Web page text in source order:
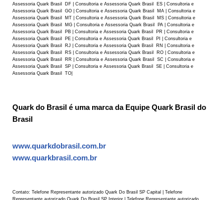
Assessoria Quark Brasil DF | Consultoria e Assessoria Quark Brasil ES | Consultoria e
Assessoria Quark Brasil GO | Consultoria e Assessoria Quark Brasil MA | Consultoria e
Assessoria Quark Brasil MT | Consultoria e Assessoria Quark Brasil MS | Consultoria e
Assessoria Quark Brasil MG | Consultoria e Assessoria Quark Brasil PA | Consultoria e
Assessoria Quark Brasil PB | Consultoria e Assessoria Quark Brasil PR | Consultoria e
Assessoria Quark Brasil PE | Consultoria e Assessoria Quark Brasil PI | Consultoria e
Assessoria Quark Brasil RJ | Consultoria e Assessoria Quark Brasil RN | Consultoria e
Assessoria Quark Brasil RS | Consultoria e Assessoria Quark Brasil RO | Consultoria e
Assessoria Quark Brasil RR | Consultoria e Assessoria Quark Brasil SC | Consultoria e
Assessoria Quark Brasil SP | Consultoria e Assessoria Quark Brasil SE | Consultoria e
Assessoria Quark Brasil TO|
Quark do Brasil é uma marca da Equipe Quark Brasil do
Brasil
www.quarkdobrasil.com.br
www.quarkbrasil.com.br
Contato: Telefone Representante autorizado Quark Do Brasil SP Capital | Telefone
Representante autorizado Quark Do Brasil SP Interior | Telefone Representante autorizado